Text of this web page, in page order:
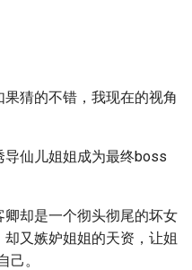
猜的不错，我现在的视角
仙儿姐姐成为最终boss
却是一个彻头彻尾的坏女
又嫉妒姐姐的天资，让姐
己。